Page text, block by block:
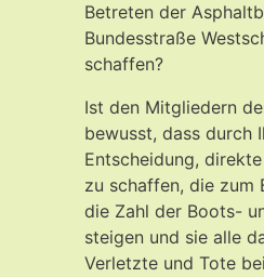
Betreten der
Bundesstraße
schaffen?
Ist den Mitgliedern
bewusst, dass durch
Entscheidung,
zu schaffen, die zum
die Zahl der Boots-
steigen und sie alle
Verletzte und Tote